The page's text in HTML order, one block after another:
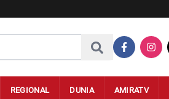
REGIONAL DUNIA AMIRATV